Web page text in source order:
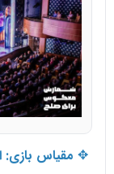
✥ مقیاس بازی: